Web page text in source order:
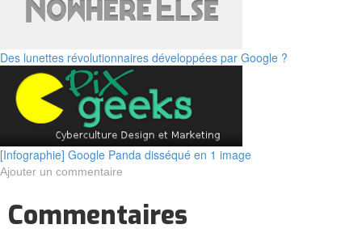
Des lunettes révolutionnaires développées par Google ?
[Infographie] Google Panda disséqué en 1 image
Ajouter un commentaire
Commentaires